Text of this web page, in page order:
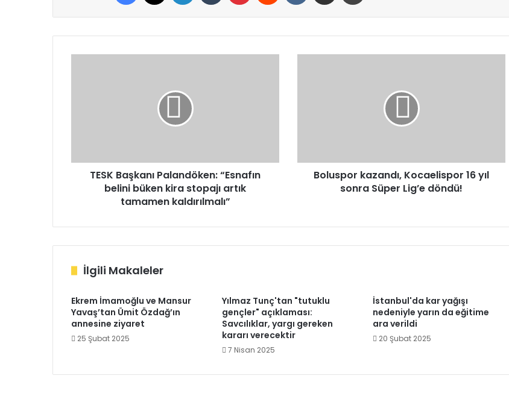
artık
tamamen
kaldırılmalı”
TESK Başkanı Palandöken: “Esnafın
belini büken kira stopajı artık
tamamen kaldırılmalı”
döndü!
Boluspor kazandı, Kocaelispor 16 yıl
sonra Süper Lig’e döndü!
İlgili Makaleler
Ekrem İmamoğlu ve Mansur
Yavaş’tan Ümit Özdağ’ın
annesine ziyaret
25 Şubat 2025
Yılmaz Tunç'tan "tutuklu
gençler" açıklaması:
Savcılıklar, yargı gereken
kararı verecektir
7 Nisan 2025
İstanbul'da kar yağışı
nedeniyle yarın da eğitime
ara verildi
20 Şubat 2025